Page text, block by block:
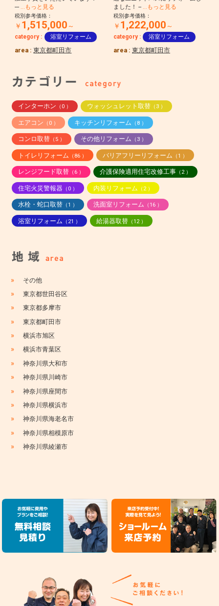
--- …もっと見る
税別参考価格：
￥ 1,515,000 ～
category : 浴室リフォーム
area :東京都町田市
ました！ -- …もっと見る
税別参考価格：
￥ 1,222,000 ～
category : 浴室リフォーム
area :東京都町田市
インターホン （0 ） ウォッシュレット取替（3 ）
エアコン （0 ） キッチンリフォーム （8 ）
コンロ取替（5 ） その他リフォーム （3 ）
トイレリフォーム （86 ） バリアフリーリフォーム （1 ）
レンジフード取替（6 ） 介護保険適用住宅改修工事（2 ）
住宅火災警報器 （0 ） 内装リフォーム （2 ）
水栓・蛇口取替（1 ） 洗面室リフォーム （16 ）
浴室リフォーム （21 ） 給湯器取替（12 ）
» その他
» 東京都世田谷区
» 東京都多摩市
» 東京都町田市
» 横浜市旭区
» 横浜市青葉区
» 神奈川県大和市
» 神奈川県川崎市
» 神奈川県座間市
» 神奈川県横浜市
» 神奈川県海老名市
» 神奈川県相模原市
» 神奈川県綾瀬市